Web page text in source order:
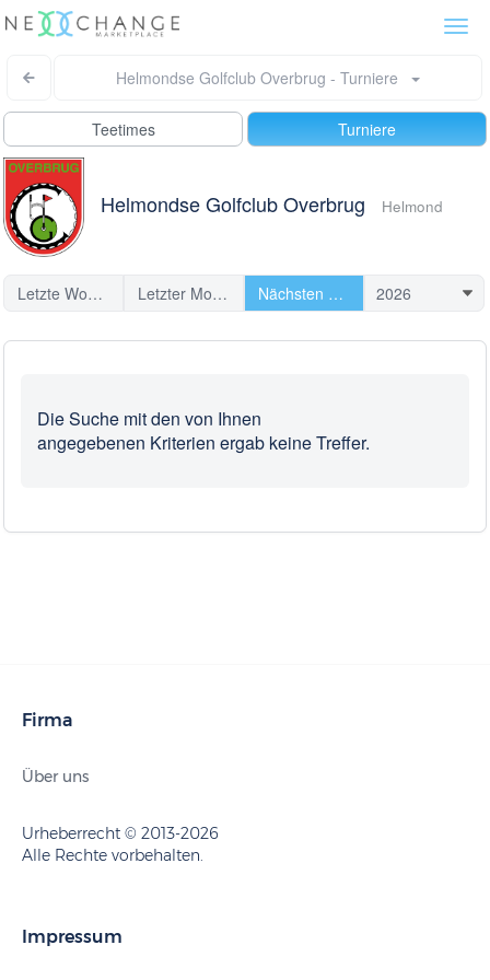
Helmondse Golfclub Overbrug - Turniere
Teetimes Turniere
Helmondse Golfclub Overbrug Helmond
Letzte Woche Letzter Monat Nächsten Turniere
Die Suche mit den von Ihnen
angegebenen Kriterien ergab keine Treffer.
Firma
Über uns
Urheberrecht © 2013-2026
Alle Rechte vorbehalten.
Impressum